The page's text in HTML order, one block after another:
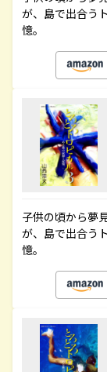
が、島で出合う
憶。
子供の頃から夢
が、島で出合う
憶。